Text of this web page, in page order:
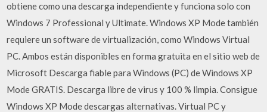
obtiene como una descarga independiente y funciona solo con
Windows 7 Professional y Ultimate. Windows XP Mode también
requiere un software de virtualización, como Windows Virtual
PC. Ambos están disponibles en forma gratuita en el sitio web de
Microsoft Descarga fiable para Windows (PC) de Windows XP
Mode GRATIS. Descarga libre de virus y 100 % limpia. Consigue
Windows XP Mode descargas alternativas. Virtual PC y